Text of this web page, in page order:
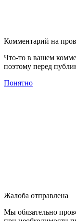
Комментарий на
Что-то в вашем
поэтому перед
Понятно
Жалоба отправлена
Мы обязательно